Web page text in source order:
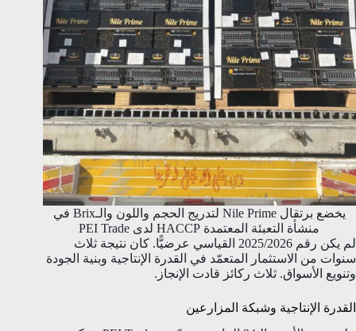
يخضع برتقال Nile Prime لتدريج الحجم واللون والـBrix في
منشأة التعبئة المعتمدة HACCP لدى PEI Trade
لم يكن رقم 2025/2026 القياسي عرضيًّا. كان نتيجة ثلاث
سنوات من الاستثمار المتعمّد في القدرة الإنتاجية وبنية الجودة
وتنويع الأسواق. ثلاث ركائز قادت الإنجاز.
القدرة الإنتاجية وشبكة المزارعين